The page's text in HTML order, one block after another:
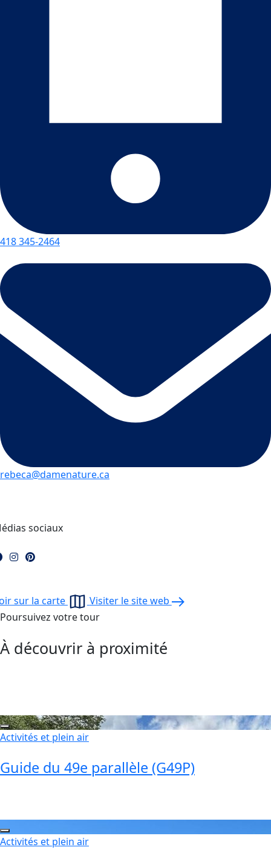
418 345-2464
rebeca@damenature.ca
sociaux
sur la carte
Visiter le site web
Poursuivez votre tour
À découvrir à proximité
Activités et plein air
Guide du 49e parallèle (G49P)
Activités et plein air